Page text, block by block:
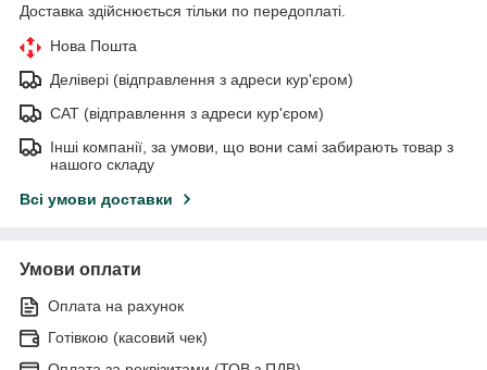
Доставка здійснюється тільки по передоплаті.
Нова Пошта
Делівері (відправлення з адреси кур'єром)
САТ (відправлення з адреси кур'єром)
Інші компанії, за умови, що вони самі забирають товар з
нашого складу
Всі умови доставки
Умови оплати
Оплата на рахунок
Готівкою (касовий чек)